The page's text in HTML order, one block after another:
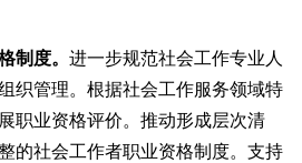
制度。 进一步规范社会工作专业人
织管理。根据社会工作服务领域特
职业资格评价。推动形成层次清
的社会工作者职业资格制度。支持